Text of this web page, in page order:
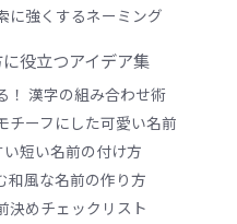
に強くするネーミング
役立つアイデア集
！ 漢字の組み合わせ術
チーフにした可愛い名前
短い名前の付け方
和風な名前の作り方
決めチェックリスト